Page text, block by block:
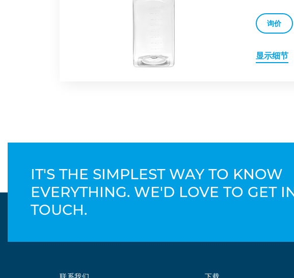
询价
显示细节
IT'S THE SIMPLEST WAY TO KNOW
EVERYTHING. WE'D LOVE TO GET
TOUCH.